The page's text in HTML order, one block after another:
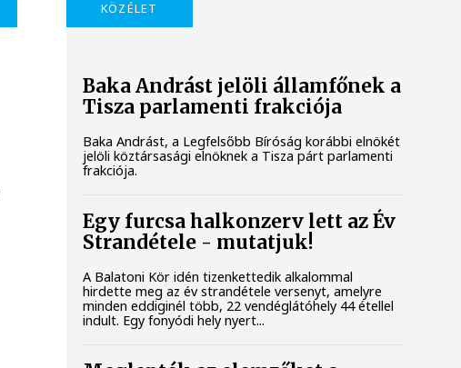
KÖZÉLET
Baka Andrást jelöli államfőnek a
Tisza parlamenti frakciója
Baka Andrást, a Legfelsőbb Bíróság korábbi elnökét
jelöli köztársasági elnöknek a Tisza párt parlamenti
frakciója.
Egy furcsa halkonzerv lett az Év
Strandétele - mutatjuk!
A Balatoni Kör idén tizenkettedik alkalommal
hirdette meg az év strandétele versenyt, amelyre
minden eddiginél több, 22 vendéglátóhely 44 étellel
indult. Egy fonyódi hely nyert...